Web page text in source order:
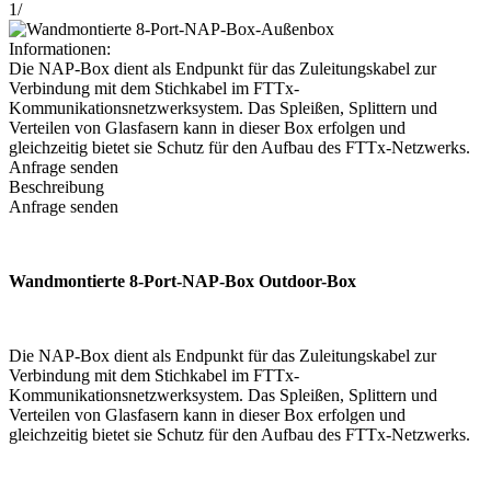
1/
Informationen:
Die NAP-Box dient als Endpunkt für das Zuleitungskabel zur
Verbindung mit dem Stichkabel im FTTx-
Kommunikationsnetzwerksystem. Das Spleißen, Splittern und
Verteilen von Glasfasern kann in dieser Box erfolgen und
gleichzeitig bietet sie Schutz für den Aufbau des FTTx-Netzwerks.
Anfrage senden
Beschreibung
Anfrage senden
Wandmontierte 8-Port-NAP-Box Outdoor-Box
Die NAP-Box dient als Endpunkt für das Zuleitungskabel zur
Verbindung mit dem Stichkabel im FTTx-
Kommunikationsnetzwerksystem. Das Spleißen, Splittern und
Verteilen von Glasfasern kann in dieser Box erfolgen und
gleichzeitig bietet sie Schutz für den Aufbau des FTTx-Netzwerks.